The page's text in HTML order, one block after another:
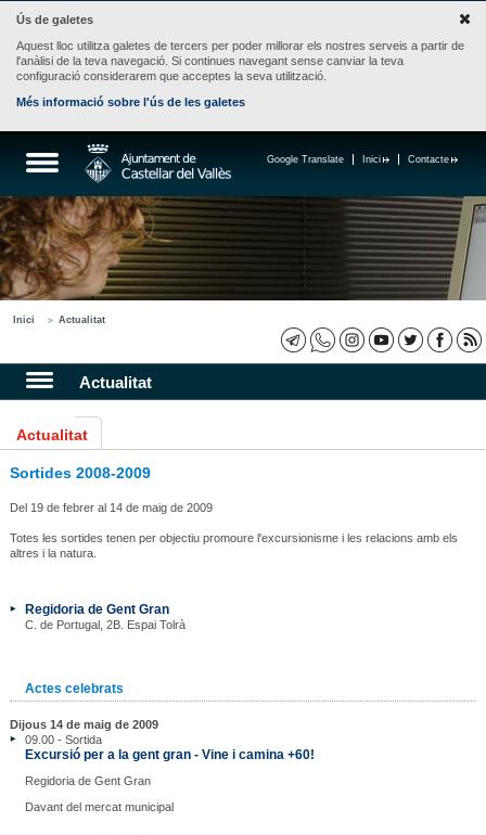
Ús de galetes
Aquest lloc utilitza galetes de tercers per poder millorar els nostres serveis a partir de
l'anàlisi de la teva navegació. Si continues navegant sense canviar la teva
configuració considerarem que acceptes la seva utilització.
Més informació sobre l'ús de les galetes
Contacte
Inici
Google Translate
Inici Actualitat
Actualitat
Actualitat
Sortides 2008-2009
Del 19 de febrer al 14 de maig de 2009
Totes les sortides tenen per objectiu promoure l'excursionisme i les relacions amb els
altres i la natura.
Regidoria de Gent Gran
C. de Portugal, 2B. Espai Tolrà
Actes celebrats
Dijous 14 de maig de 2009
09.00 - Sortida
Excursió per a la gent gran - Vine i camina +60!
Regidoria de Gent Gran
Davant del mercat municipal